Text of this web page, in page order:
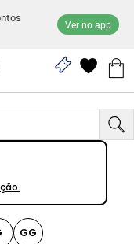
Ver no app
GG